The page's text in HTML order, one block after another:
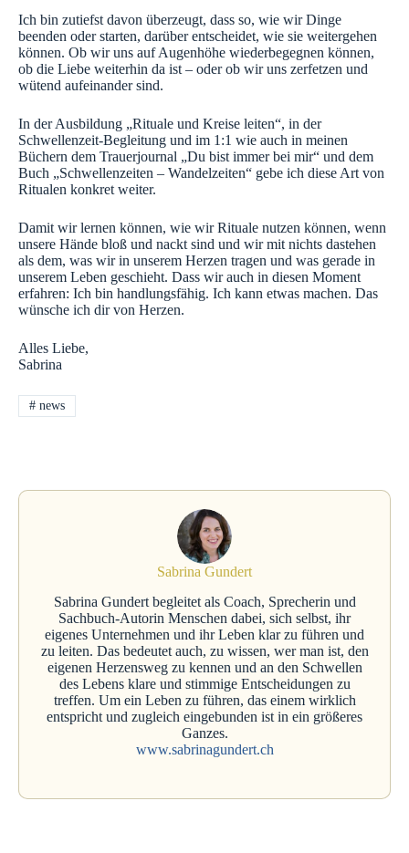
Ich bin zutiefst davon überzeugt, dass so, wie wir Dinge
beenden oder starten, darüber entscheidet, wie sie weitergehen
können. Ob wir uns auf Augenhöhe wiederbegegnen können,
ob die Liebe weiterhin da ist – oder ob wir uns zerfetzen und
wütend aufeinander sind.
In der Ausbildung „Rituale und Kreise leiten“, in der
Schwellenzeit-Begleitung und im 1:1 wie auch in meinen
Büchern dem Trauerjournal „Du bist immer bei mir“ und dem
Buch „Schwellenzeiten – Wandelzeiten“ gebe ich diese Art von
Ritualen konkret weiter.
Damit wir lernen können, wie wir Rituale nutzen können, wenn
unsere Hände bloß und nackt sind und wir mit nichts dastehen
als dem, was wir in unserem Herzen tragen und was gerade in
unserem Leben geschieht. Dass wir auch in diesen Moment
erfahren: Ich bin handlungsfähig. Ich kann etwas machen. Das
wünsche ich dir von Herzen.
Alles Liebe,
Sabrina
#news
Sabrina Gundert
Sabrina Gundert begleitet als Coach, Sprecherin und
Sachbuch-Autorin Menschen dabei, sich selbst, ihr
eigenes Unternehmen und ihr Leben klar zu führen und
zu leiten. Das bedeutet auch, zu wissen, wer man ist, den
eigenen Herzensweg zu kennen und an den Schwellen
des Lebens klare und stimmige Entscheidungen zu
treffen. Um ein Leben zu führen, das einem wirklich
entspricht und zugleich eingebunden ist in ein größeres
Ganzes.
www.sabrinagundert.ch